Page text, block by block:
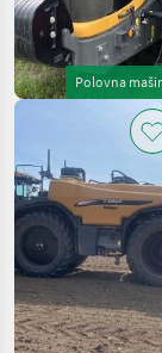
Polovna